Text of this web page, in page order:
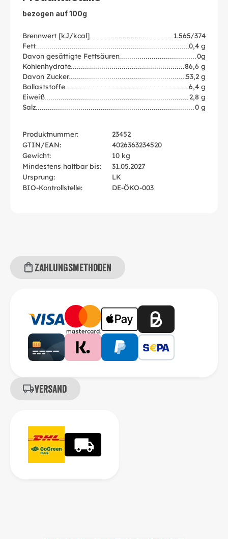
bezogen auf 100g
Brennwert [kJ/kcal]
1.565/374
Fett
0,4 g
Davon gesättigte Fettsäuren
0g
Kohlenhydrate
86,6 g
Davon Zucker
53,2 g
Ballaststoffe
6,4 g
Eiweiß
2,8 g
Salz
0 g
Produktnummer:
23452
GTIN/EAN:
4026363234520
Gewicht:
10 kg
Mindestens haltbar bis:
31.05.2027
Ursprung:
LK
BIO-Kontrollstelle:
DE-ÖKO-003
Zahlungsmethoden
Versand